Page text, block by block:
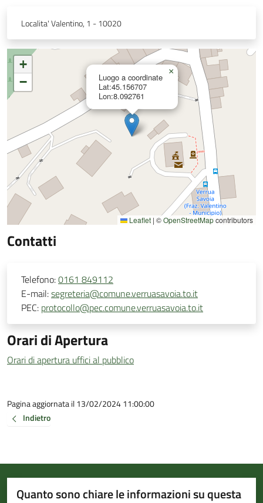
Localita' Valentino, 1 - 10020
Luogo a coordinate
Lat:45.156707
Lon:8.092761
×
+
−
Leaflet | ©OpenStreetMapcontributors
Contatti
Telefono:0161 849112
E-mail:segreteria@comune.verruasavoia.to.it
PEC: protocollo@pec.comune.verruasavoia.to.it
Orari di Apertura
Orari di apertura uffici al pubblico
Pagina aggiornata il 13/02/2024 11:00:00
Indietro
Quanto sono chiare le informazioni su questa